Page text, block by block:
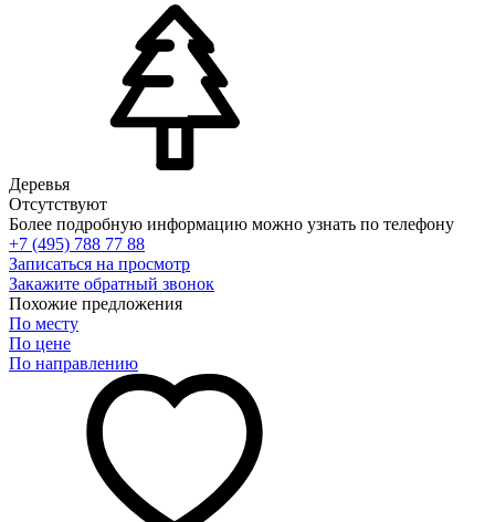
Деревья
Отсутствуют
Более подробную информацию можно узнать по телефону
+7 (495) 788 77 88
Записаться на просмотр
Закажите обратный звонок
Похожие предложения
По месту
По цене
По направлению